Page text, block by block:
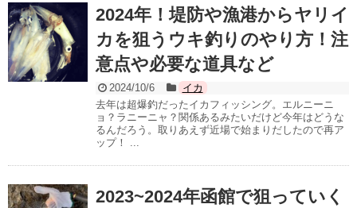
2024年！堤防や漁港からヤリイ
カを狙うウキ釣りのやり方！注
意点や必要な道具など
2024/10/6
イカ
去年は超爆釣だったイカフィッシング。エルニーニ
ョ？ラニーニャ？関係あるみたいだけど今年はどうな
るんだろう。取りあえず近場で始まりだしたので再ア
ップ！ ...
2023~2024年函館で狙っていく